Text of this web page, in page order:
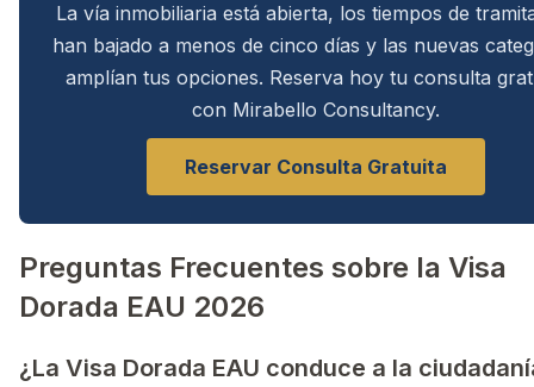
La vía inmobiliaria está abierta, los tiempos de
han bajado a menos de cinco días y las nuevas
amplían tus opciones. Reserva hoy tu consulta
con Mirabello Consultancy.
Reservar Consulta Gratuita
Preguntas Frecuentes sobre la Visa
Dorada EAU 2026
¿La Visa Dorada EAU conduce a la